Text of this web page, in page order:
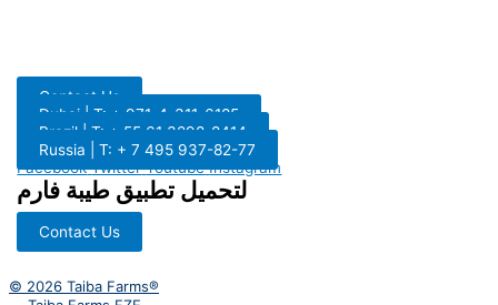
Contact Us
Dubai | T: + 971-4-311-6185
Brazil | T: + 55 61 3298-8414
Russia | T: + 7 495 937-82-77
Facebook Twitter Youtube Instagram
لتحميل تطبيق طيبة فارم
Contact Us
© 2026 Taiba Farms®